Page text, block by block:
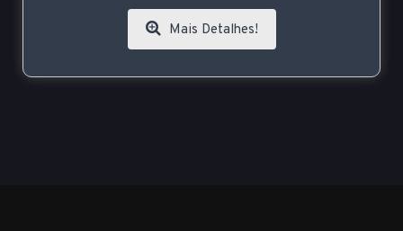
Mais Detalhes!